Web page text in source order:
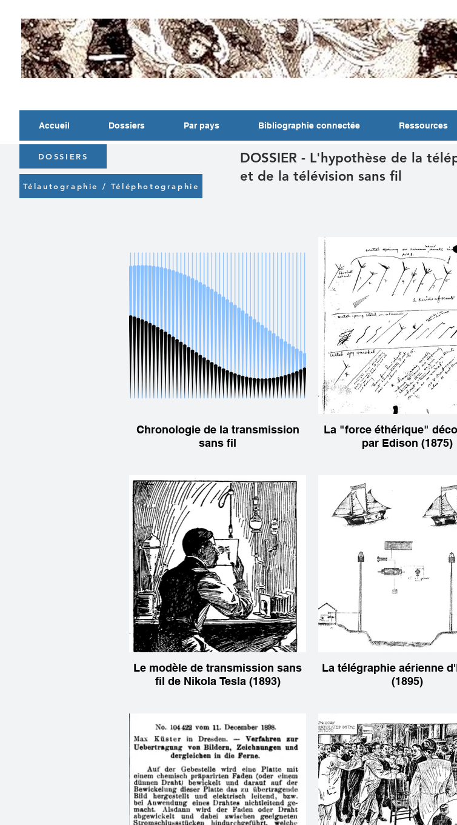
Accueil Dossiers Par pays Bibliographie connectée Ressources
DOSSIERS
Télautographie / Téléphotographie
DOSSIER - L'hypothèse de la
et de la télévision sans fil
Chronologie de la transmission
sans fil
La "force éthérique"
par Edison (1875)
Le modèle de transmission sans
fil de Nikola Tesla (1893)
La télégraphie aérienne
(1895)